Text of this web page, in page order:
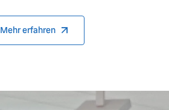
Mehr erfahren